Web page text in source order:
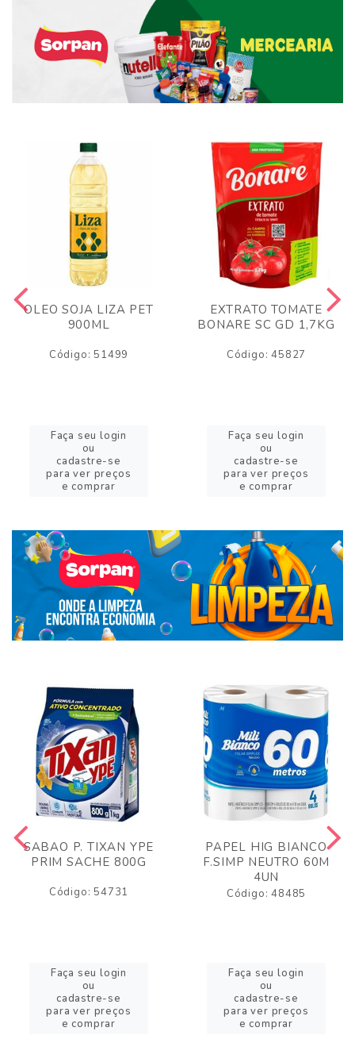
OLEO SOJA LIZA PET
900ML
Código: 51499
Faça seu login
ou
cadastre-se
para ver preços
e comprar
EXTRATO TOMATE
BONARE SC GD 1,7KG
Código: 45827
Faça seu login
ou
cadastre-se
para ver preços
e comprar
SABAO P. TIXAN YPE
PRIM SACHE 800G
Código: 54731
Faça seu login
ou
cadastre-se
para ver preços
e comprar
PAPEL HIG BIANCO
F.SIMP NEUTRO 60M
4UN
Código: 48485
Faça seu login
ou
cadastre-se
para ver preços
e comprar